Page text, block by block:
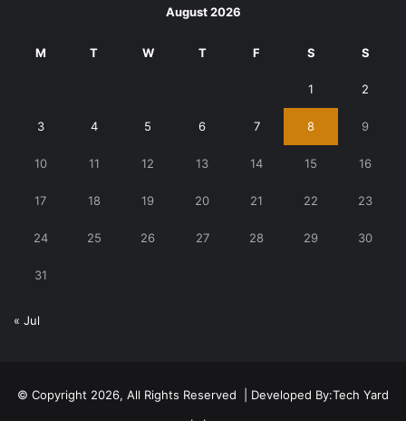
August 2026
M T W T F S S
1 2
3 4 5 6 7 8 9
10 11 12 13 14 15 16
17 18 19 20 21 22 23
24 25 26 27 28 29 30
31
« Jul
© Copyright 2026, All Rights Reserved | Developed By:Tech Yard